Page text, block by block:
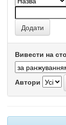
Вивести на
Автори